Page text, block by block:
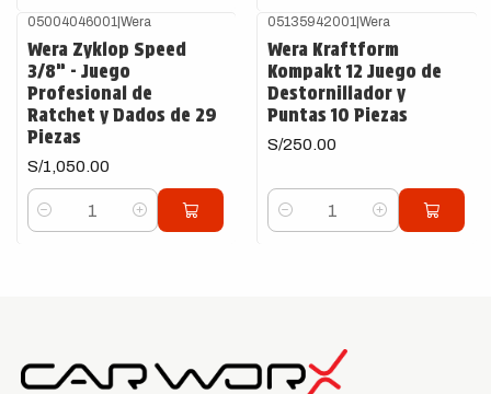
05004046001 |Wera
Wera Zyklop Speed
3/8” - Juego
Profesional de
Ratchet y Dados de 29
Piezas
S/1,050.00
Cantidad
05135942001 |Wera
Wera Kraftform
Kompakt 12 Juego de
Destornillador y
Puntas 10 Piezas
S/250.00
Cantidad